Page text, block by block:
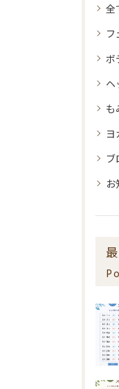
全
ボ
ヘ
も
ヨ
ブ
お